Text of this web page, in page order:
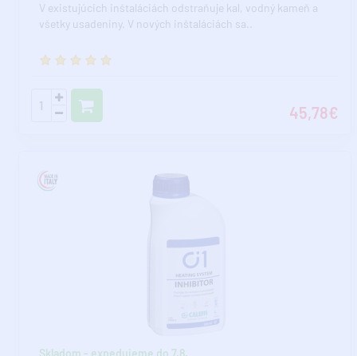
V existujúcich inštaláciách odstraňuje kal, vodný kameň a
všetky usadeniny. V nových inštaláciách sa..
45,78€
Skladom - expedujeme do 7.8.